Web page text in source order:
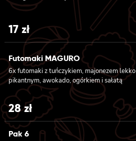
17 zł
Futomaki MAGURO
6x futomaki z tuńczykiem, majonezem lekko
pikantnym, awokado, ogórkiem i sałatą
28zł
Pak 6